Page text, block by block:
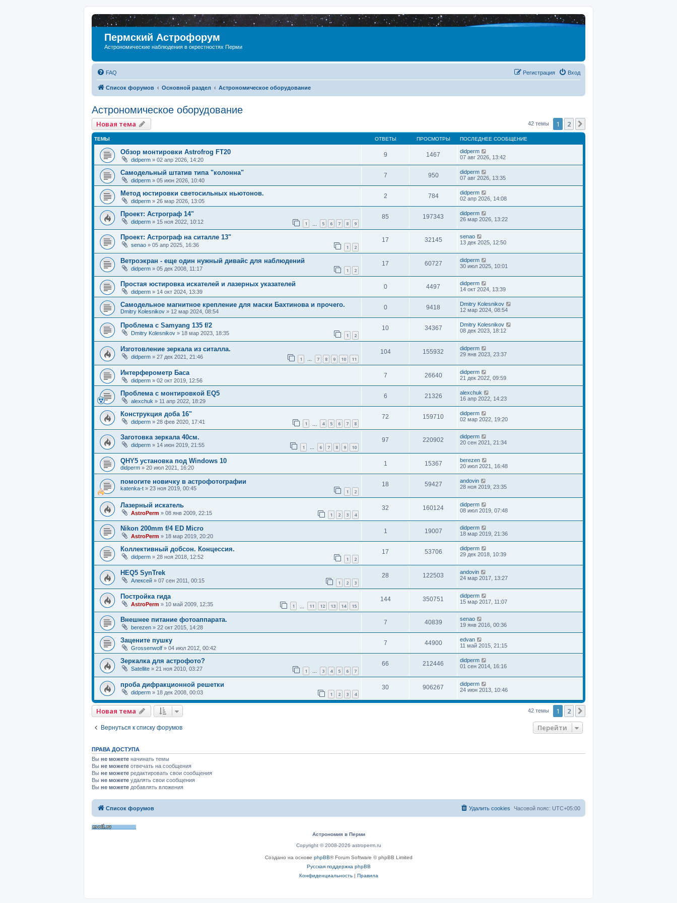
Пермский Астрофорум
Астрономические наблюдения в окрестностях Перми
FAQ Вход
Регистрация
Список форумов Основной раздел Астрономическое оборудование
Астрономическое оборудование
Новая тема 42 темы 1 2
ТЕМЫ ОТВЕТЫ ПРОСМОТРЫ ПОСЛЕДНЕЕ СООБЩЕНИЕ
Обзор монтировки Astrofrog FT20
didperm » 02 апр 2026, 14:20
9 1467
didperm
07 авг 2026, 13:42
Самодельный штатив типа "колонна"
didperm » 05 июн 2026, 10:40
7 950
didperm
07 авг 2026, 13:35
Метод юстировки светосильных ньютонов.
didperm » 26 мар 2026, 13:05
2 784
didperm
02 апр 2026, 14:08
Проект: Астрограф 14"
didperm » 15 ноя 2022, 10:12 1 5 6 7 8 9
85 197343
didperm
26 мар 2026, 13:22
Проект: Астрограф на ситалле 13"
senao » 05 апр 2025, 16:36 1 2
17 32145
senao
13 дек 2025, 12:50
Ветроэкран - еще один нужный дивайс для наблюдений
didperm » 05 дек 2008, 11:17 1 2
17 60727
didperm
30 июл 2025, 10:01
Простая юстировка искателей и лазерных указателей
didperm » 14 окт 2024, 13:39
0 4497
didperm
14 окт 2024, 13:39
Самодельное магнитное крепление для маски Бахтинова и прочего.
Dmitry Kolesnikov » 12 мар 2024, 08:54
0 9418
Dmitry Kolesnikov
12 мар 2024, 08:54
Проблема с Samyang 135 f/2
Dmitry Kolesnikov » 18 мар 2023, 18:35 1 2
10 34367
Dmitry Kolesnikov
08 дек 2023, 18:12
Изготовление зеркала из ситалла.
didperm » 27 дек 2021, 21:46 1 … 7 8 9 10 11
104 155932
didperm
29 янв 2023, 23:37
Интерферометр Баса
didperm » 02 окт 2019, 12:56
7 26640
didperm
21 дек 2022, 09:59
Проблема с монтировкой EQ5
alexchuk » 11 апр 2022, 18:29
6 21326
alexchuk
16 апр 2022, 14:23
Конструкция доба 16"
didperm » 28 фев 2020, 17:41 1 4 5 6 7 8
72 159710
didperm
02 мар 2022, 19:20
Заготовка зеркала 40см.
didperm » 14 июн 2019, 21:55 1 … 6 7 8 9 10
97 220902
didperm
20 сен 2021, 21:34
QHY5 установка под Windows 10
didperm » 20 июл 2021, 16:20
1 15367
berezen
20 июл 2021, 16:48
помогите новичку в астрофотографии
katenka-t » 23 ноя 2019, 00:45 1 2
18 59427
andovin
28 ноя 2019, 23:35
Лазерный искатель
AstroPerm » 08 янв 2009, 22:15 1 2 3 4
32 160124
didperm
08 июл 2019, 07:48
Nikon 200mm f/4 ED Micro
AstroPerm » 18 мар 2019, 20:20
1 19007
didperm
18 мар 2019, 21:36
Коллективный добсон. Концессия.
didperm » 28 ноя 2018, 12:52 1 2
17 53706
didperm
29 дек 2018, 10:39
HEQ5 SynTrek
Алексей » 07 сен 2011, 00:15 1 2 3
28 122503
andovin
24 мар 2017, 13:27
Постройка гида
AstroPerm » 10 май 2009, 12:35 1 11 12 13 14 15
144 350751
didperm
15 мар 2017, 11:07
Внешнее питание фотоаппарата.
berezen » 22 окт 2015, 14:28
7 40839
senao
19 янв 2016, 00:36
Зацените пушку
Grossenwolf » 04 июл 2012, 00:42
7 44900
edvan
11 май 2015, 21:15
Зеркалка для астрофото?
Satellite » 21 ноя 2010, 03:27 1 … 3 4 5 6 7
66 212446
didperm
01 сен 2014, 16:16
проба дифракционной решетки
didperm » 18 дек 2008, 00:03 1 2 3 4
30 906267
didperm
24 июн 2013, 10:46
Новая тема 42 темы 1 2
Вернуться к списку форумов Перейти
ПРАВА ДОСТУПА
Вы не можете начинать темы
Вы не можете отвечать на сообщения
Вы не можете редактировать свои сообщения
Вы не можете удалять свои сообщения
Вы не можете добавлять вложения
Список форумов Часовой пояс: UTC+05:00
Удалить cookies
Астрономия в Перми
Copyright © 2008-2026 astroperm.ru
Создано на основе phpBB® Forum Software © phpBB Limited
Русская поддержка phpBB
Конфиденциальность| Правила